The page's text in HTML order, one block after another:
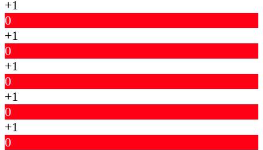
+1
0
+1
0
+1
0
+1
0
+1
0